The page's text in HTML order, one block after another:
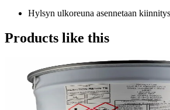
Hylsyn ulkoreuna asennetaan
Products like this